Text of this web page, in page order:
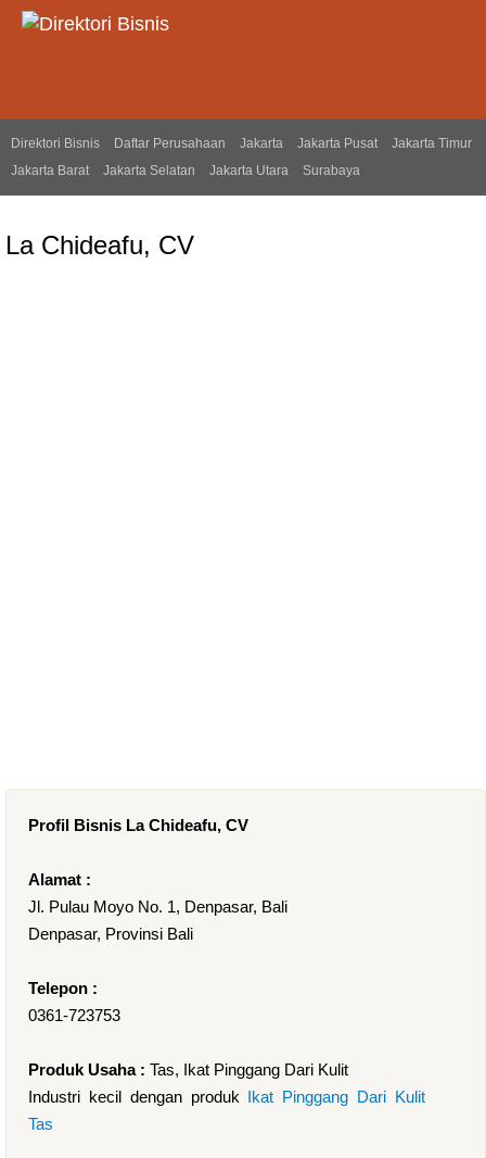
Direktori Bisnis Daftar Perusahaan Jakarta Jakarta Pusat
Jakarta Timur
Jakarta Barat
Jakarta Selatan Jakarta Utara Surabaya
La Chideafu, CV
Profil Bisnis La Chideafu, CV
Alamat :
Jl. Pulau Moyo No. 1, Denpasar, Bali
Denpasar, Provinsi Bali
Telepon :
0361-723753
Produk Usaha : Tas, Ikat Pinggang Dari Kulit
Industri kecil dengan produk Ikat Pinggang Dari Kulit
Tas